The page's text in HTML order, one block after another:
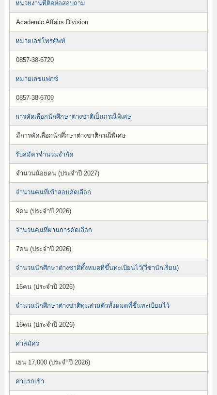
หน่วยงานที่ติดต่อสอบถาม
Academic Affairs Division
หมายเลขโทรศัพท์
0857-38-6720
หมายเลขแฟกซ์
0857-38-6709
การคัดเลือกนักศึกษาต่างชาติเป็นกรณีพิเศษ
มีการคัดเลือกนักศึกษาต่างชาติกรณีพิเศษ
รับสมัครจำนวนจำกัด
จำนวนน้อยคน (ประจำปี 2027)
จำนวนคนที่เข้าสอบคัดเลือก
9คน (ประจำปี 2026)
จำนวนคนที่ผ่านการคัดเลือก
7คน (ประจำปี 2026)
จำนวนนักศึกษาต่างชาติทั้งหมดที่ขึ้นทะเบียนไว้(วีซ่านักเรียน)
16คน (ประจำปี 2026)
จำนวนนักศึกษาต่างชาติทุนส่วนตัวทั้งหมดที่ขึ้นทะเบียนไว้
16คน (ประจำปี 2026)
ค่าสมัคร
เยน 17,000 (ประจำปี 2026)
ค่าแรกเข้า